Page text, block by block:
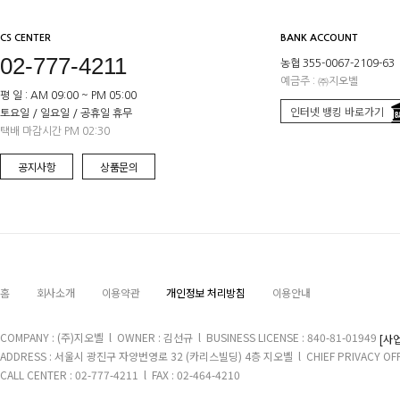
CS CENTER
02-777-4211
평 일 : AM 09:00 ~ PM 05:00
토요일 / 일요일 / 공휴일 휴무
택배 마감시간 PM 02:30
공지사항 상품문의
BANK ACCOUNT
농협 355-0067-2109-63
예금주 : ㈜지오벨
인터넷 뱅킹 바로가기
홈 회사소개 이용약관 개인정보 처리방침 이용안내
COMPANY : (주)지오벨 l OWNER : 김선규 l BUSINESS LICENSE : 840-81-01949 [사
ADDRESS : 서울시 광진구 자양번영로 32 (카리스빌딩) 4층 지오벨 l CHIEF PRIVACY
CALL CENTER : 02-777-4211 l FAX : 02-464-4210